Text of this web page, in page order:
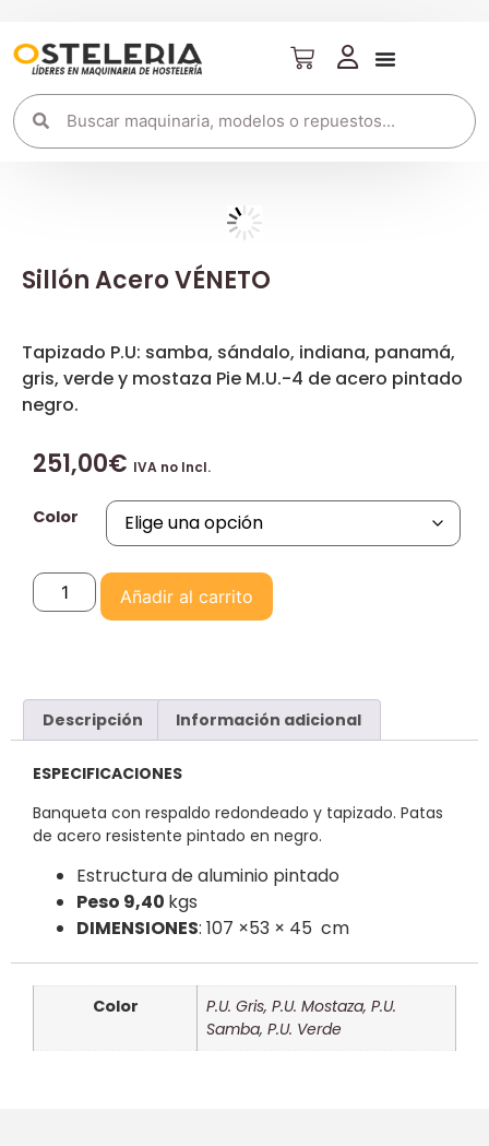
Sillón Acero VÉNETO
Tapizado P.U: samba, sándalo, indiana, panamá,
gris, verde y mostaza Pie M.U.-4 de acero pintado
negro.
251,00€ IVA no Incl.
Color
Añadir al carrito
Descripción Información adicional
ESPECIFICACIONES
Banqueta con respaldo redondeado y tapizado. Patas
de acero resistente pintado en negro.
Estructura de aluminio pintado
Peso 9,40 kgs
DIMENSIONES: 107 ×53 × 45 cm
Color P.U. Gris, P.U. Mostaza, P.U.
Samba, P.U. Verde